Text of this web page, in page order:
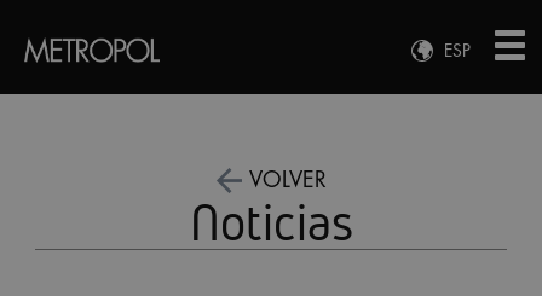
ESP
ENG
VOLVER
Noticias